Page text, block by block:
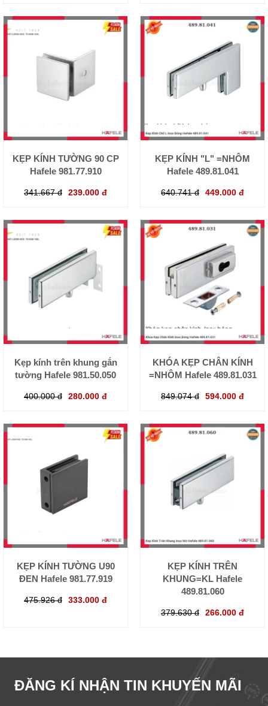
KẸP KÍNH TƯỜNG 90 CP
Hafele 981.77.910
341.667 đ 239.000 đ
KẸP KÍNH "L" =NHÔM
Hafele 489.81.041
640.741 đ 449.000 đ
Kẹp kính trên khung gắn
tường Hafele 981.50.050
400.000 đ 280.000 đ
KHÓA KẸP CHÂN KÍNH
=NHÔM Hafele 489.81.031
849.074 đ 594.000 đ
KẸP KÍNH TƯỜNG U90
ĐEN Hafele 981.77.919
475.926 đ 333.000 đ
KẸP KÍNH TRÊN
KHUNG=KL Hafele
489.81.060
379.630 đ 266.000 đ
ĐĂNG KÍ NHẬN TIN KHUYẾN MÃI